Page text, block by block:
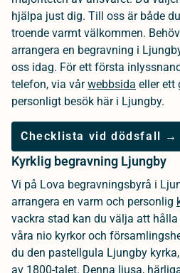
hjälpa just dig. Till oss är både
troende varmt välkommen.
arrangera en begravning i
oss idag. För ett första
telefon, via vårwebbsida eller ett
personligt besök här i Ljungby.
Checklista vid dödsfall →
Kyrklig begravning Ljungby
Vi på Lova begravningsbyrå i
arrangera en varm och personlig
vackra stad kan du välja att
våra nio kyrkor och
du den pastellgula Ljungby
av 1800-talet. Denna ljusa,